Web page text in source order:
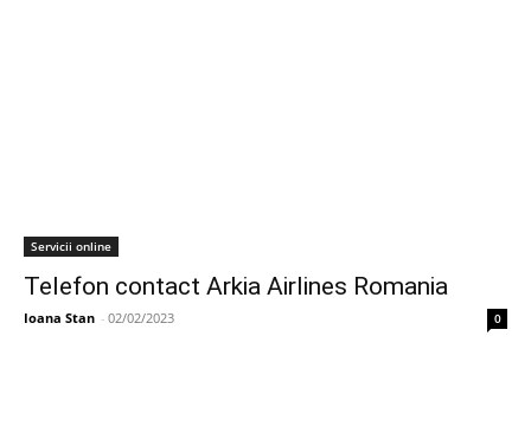
Servicii online
Telefon contact Arkia Airlines Romania
Ioana Stan - 02/02/2023 0